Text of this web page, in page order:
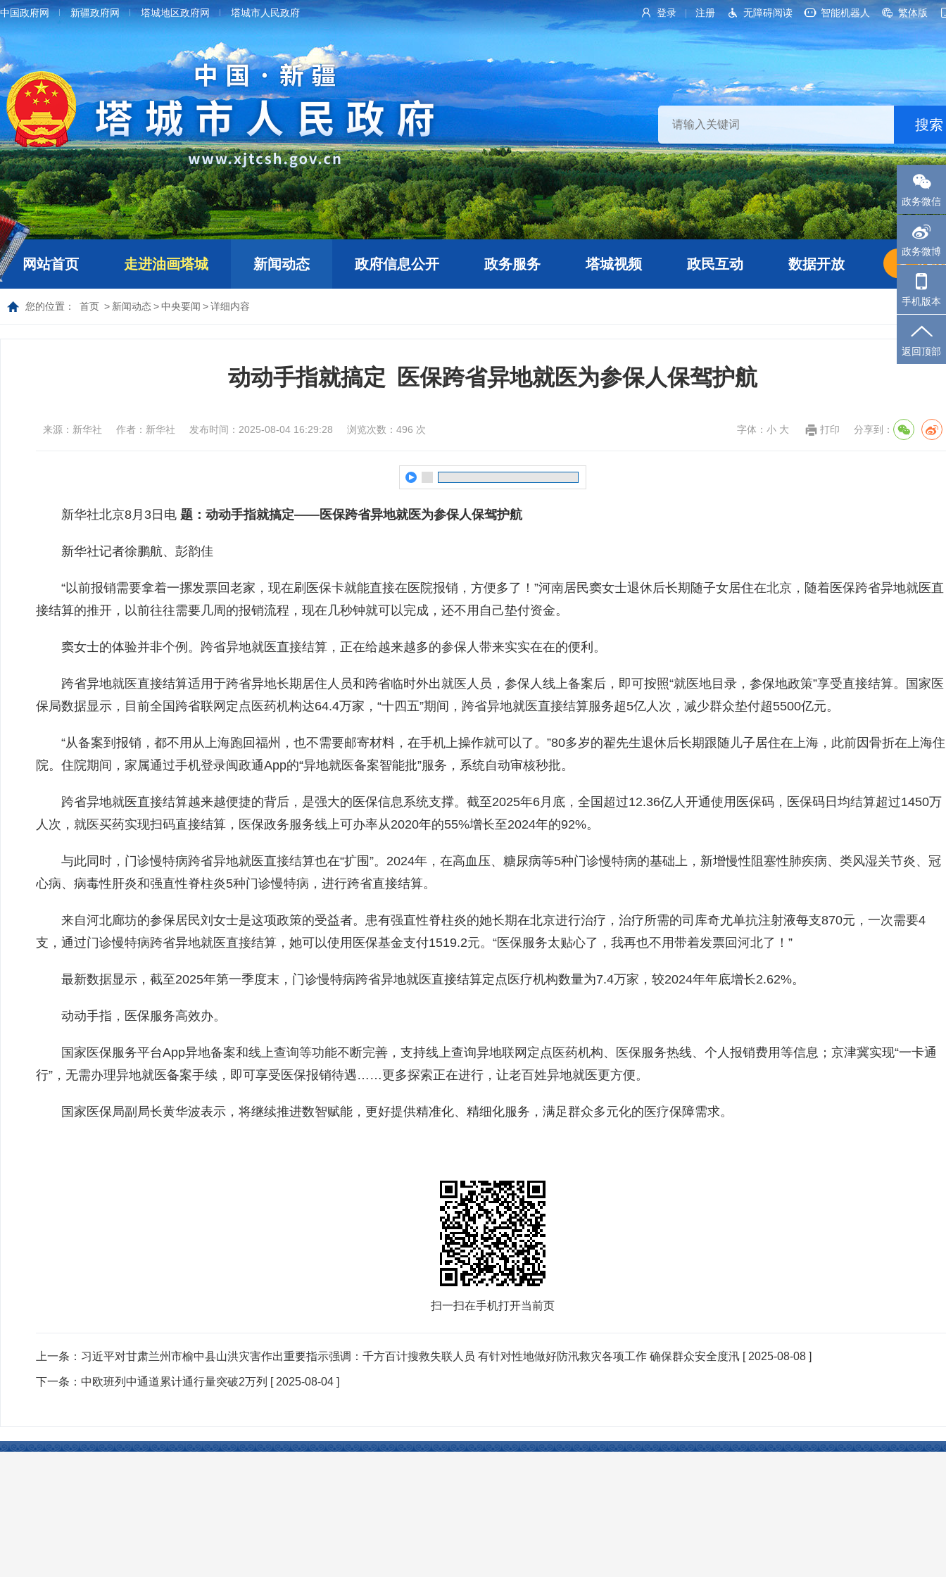
登录 注册 无障碍阅读 智能机器人 繁体版
中国政府网 新疆政府网 塔城地区政府网 塔城市人民政府
网站首页 走进油画塔城 新闻动态 政府信息公开 政务服务 塔城视频 政民互动 数据开放 长者
您的位置： 首页 > 新闻动态>中央要闻 >详细内容
动动手指就搞定 医保跨省异地就医为参保人保驾护航
来源：新华社 作者：新华社 发布时间：2025-08-04 16:29:28 浏览次数： 496 次 字体： 小 大 打印 分享到：
新华社北京8月3日电 题：动动手指就搞定——医保跨省异地就医为参保人保驾护航
新华社记者徐鹏航、彭韵佳
“以前报销需要拿着一摞发票回老家，现在刷医保卡就能直接在医院报销，方便多了！”河南居民窦女士退休后长期随子女居住在北京，随着医保跨省异地就医直
接结算的推开，以前往往需要几周的报销流程，现在几秒钟就可以完成，还不用自己垫付资金。
窦女士的体验并非个例。跨省异地就医直接结算，正在给越来越多的参保人带来实实在在的便利。
跨省异地就医直接结算适用于跨省异地长期居住人员和跨省临时外出就医人员，参保人线上备案后，即可按照“就医地目录，参保地政策”享受直接结算。国家医
保局数据显示，目前全国跨省联网定点医药机构达64.4万家，“十四五”期间，跨省异地就医直接结算服务超5亿人次，减少群众垫付超5500亿元。
“从备案到报销，都不用从上海跑回福州，也不需要邮寄材料，在手机上操作就可以了。”80多岁的翟先生退休后长期跟随儿子居住在上海，此前因骨折在上海住
院。住院期间，家属通过手机登录闽政通App的“异地就医备案智能批”服务，系统自动审核秒批。
跨省异地就医直接结算越来越便捷的背后，是强大的医保信息系统支撑。截至2025年6月底，全国超过12.36亿人开通使用医保码，医保码日均结算超过1450万
人次，就医买药实现扫码直接结算，医保政务服务线上可办率从2020年的55%增长至2024年的92%。
与此同时，门诊慢特病跨省异地就医直接结算也在“扩围”。2024年，在高血压、糖尿病等5种门诊慢特病的基础上，新增慢性阻塞性肺疾病、类风湿关节炎、冠
心病、病毒性肝炎和强直性脊柱炎5种门诊慢特病，进行跨省直接结算。
来自河北廊坊的参保居民刘女士是这项政策的受益者。患有强直性脊柱炎的她长期在北京进行治疗，治疗所需的司库奇尤单抗注射液每支870元，一次需要4
支，通过门诊慢特病跨省异地就医直接结算，她可以使用医保基金支付1519.2元。“医保服务太贴心了，我再也不用带着发票回河北了！”
最新数据显示，截至2025年第一季度末，门诊慢特病跨省异地就医直接结算定点医疗机构数量为7.4万家，较2024年年底增长2.62%。
动动手指，医保服务高效办。
国家医保服务平台App异地备案和线上查询等功能不断完善，支持线上查询异地联网定点医药机构、医保服务热线、个人报销费用等信息；京津冀实现“一卡通
行”，无需办理异地就医备案手续，即可享受医保报销待遇……更多探索正在进行，让老百姓异地就医更方便。
国家医保局副局长黄华波表示，将继续推进数智赋能，更好提供精准化、精细化服务，满足群众多元化的医疗保障需求。
扫一扫在手机打开当前页
上一条： 习近平对甘肃兰州市榆中县山洪灾害作出重要指示强调：千方百计搜救失联人员 有针对性地做好防汛救灾各项工作 确保群众安全度汛 [ 2025-08-08 ]
下一条： 中欧班列中通道累计通行量突破2万列 [ 2025-08-04 ]
政务微信
政务微博
手机版本
返回顶部